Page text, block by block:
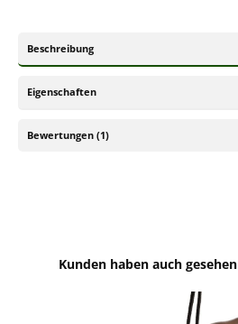
Beschreibung
Eigenschaften
Bewertungen (1)
Produktgalerie überspringen
Kunden haben auch gesehen